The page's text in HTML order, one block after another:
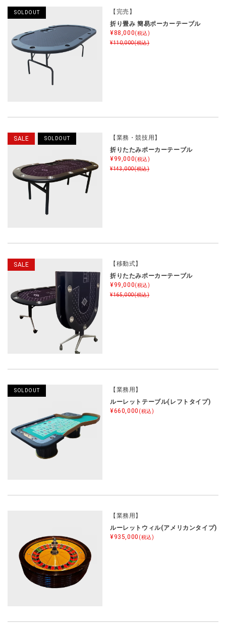
SOLDOUT
【完売】
折り畳み 簡易ポーカーテーブル
¥88,000(税込)
¥110,000(税込)
SALE SOLDOUT
【業務・競技用】
折りたたみポーカーテーブル
¥99,000(税込)
¥143,000(税込)
SALE
【移動式】
折りたたみポーカーテーブル
¥99,000(税込)
¥165,000(税込)
SOLDOUT
【業務用】
ルーレットテーブル(レフトタイプ)
¥660,000 (税込)
【業務用】
ルーレットウィル(アメリカンタイプ)
¥935,000 (税込)